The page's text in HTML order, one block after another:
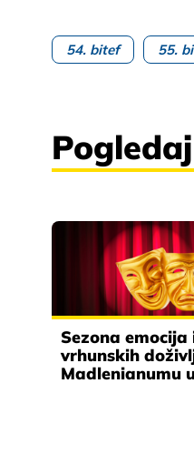
54. bitef 55.
Sezona emocija
vrhunskih
Madlenianumu